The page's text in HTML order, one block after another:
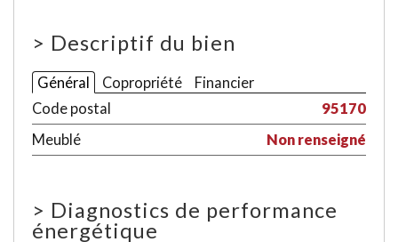
> Descriptif du bien
Général Copropriété
Financier
Code postal
95170
Meublé
Non renseigné
> Diagnostics de performance
énergétique